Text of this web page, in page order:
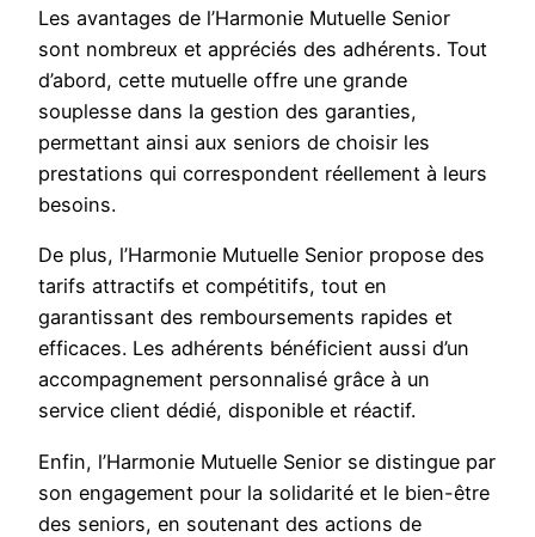
Les avantages de l’Harmonie Mutuelle Senior
sont nombreux et appréciés des adhérents. Tout
d’abord, cette mutuelle offre une grande
souplesse dans la gestion des garanties,
permettant ainsi aux seniors de choisir les
prestations qui correspondent réellement à leurs
besoins.
De plus, l’Harmonie Mutuelle Senior propose des
tarifs attractifs et compétitifs, tout en
garantissant des remboursements rapides et
efficaces. Les adhérents bénéficient aussi d’un
accompagnement personnalisé grâce à un
service client dédié, disponible et réactif.
Enfin, l’Harmonie Mutuelle Senior se distingue par
son engagement pour la solidarité et le bien-être
des seniors, en soutenant des actions de